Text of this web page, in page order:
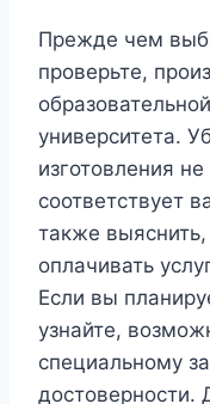
Прежде чем
проверьте,
университета.
изготовления
соответствует
также
оплачивать
Если вы
узнайте,
специальному
достоверности.